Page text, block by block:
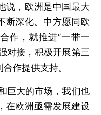
，欧洲是中国最大
断深化。中方愿同欧
作，就推进“一带一
对接，积极开展第三
作提供支持。
大的市场，我们也
在欧洲亟需发展建设